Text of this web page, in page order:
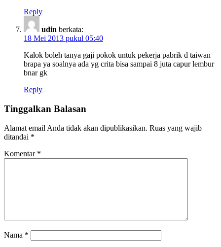
Reply
udin berkata:
18 Mei 2013 pukul 05:40
Kalok boleh tanya gaji pokok untuk pekerja pabrik d taiwan
brapa ya soalnya ada yg crita bisa sampai 8 juta capur lembur
bnar gk
Reply
Tinggalkan Balasan
Alamat email Anda tidak akan dipublikasikan. Ruas yang wajib
ditandai *
Komentar *
Nama *